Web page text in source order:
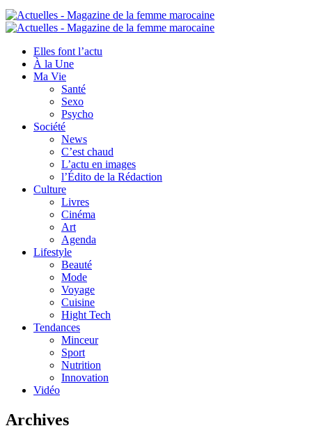
Elles font l’actu
À la Une
Ma Vie
Santé
Sexo
Psycho
Société
News
C’est chaud
L’actu en images
l’Édito de la Rédaction
Culture
Livres
Cinéma
Art
Agenda
Lifestyle
Beauté
Mode
Voyage
Cuisine
Hight Tech
Tendances
Minceur
Sport
Nutrition
Innovation
Vidéo
Archives